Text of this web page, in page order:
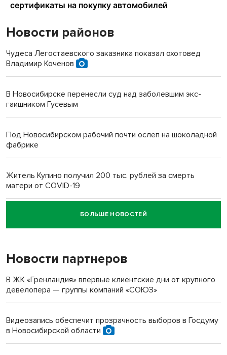
Новости районов
Чудеса Легостаевского заказника показал охотовед
Владимир Коченов
В Новосибирске перенесли суд над заболевшим экс-
гаишником Гусевым
Под Новосибирском рабочий почти ослеп на шоколадной
фабрике
Житель Купино получил 200 тыс. рублей за смерть
матери от COVID-19
Новосибирский суд наказал водителя за смерть
пенсионерки на вокзале
БОЛЬШЕ НОВОСТЕЙ
Новости партнеров
В ЖК «Гренландия» впервые клиентские дни от крупного
девелопера — группы компаний «СОЮЗ»
Видеозапись обеспечит прозрачность выборов в Госдуму
в Новосибирской области